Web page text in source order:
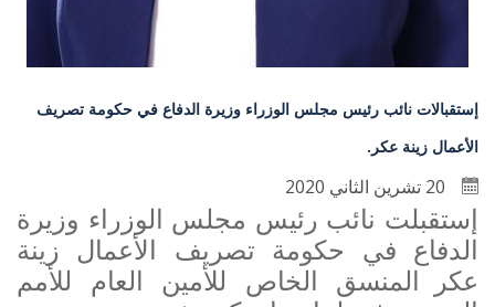
إستقبالات نائب رئيس مجلس الوزراء وزيرة الدفاع في حكومة تصريف
الأعمال زينة عكر.
إستقبلت نائب رئيس مجلس الوزراء وزيرة
الدفاع في حكومة تصريف الأعمال زينة
عكر
المنسق الخاص للأمين العام للأمم